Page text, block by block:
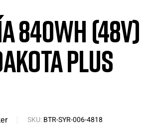
840Wh (48V)
PLUS
SKU:BTR-SYR-006-4818